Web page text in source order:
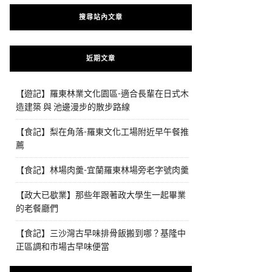
搜尋站內文章
近期文章
【遊記】羅東林業文化園區-適合長輩在日式木
造建築 與 池邊漫步的散步路線
【食記】梨在角落-羅東文化工場附近早午餐推
薦
【食記】林場肉羹-宜蘭羅東林場旁老字號肉羹
【政大已歇業】那些年跟著政大學生一起畢業
的老餐廳們
【食記】三沙灣古早味排骨飯搬到哪？基隆中
正區調和市場古早味便當